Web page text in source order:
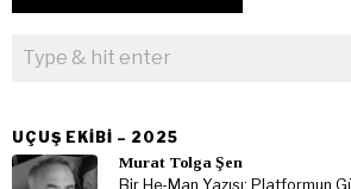
UÇUŞ EKIBI – 2025
Murat Tolga Şen
Bir He-Man Yazısı: Platformun